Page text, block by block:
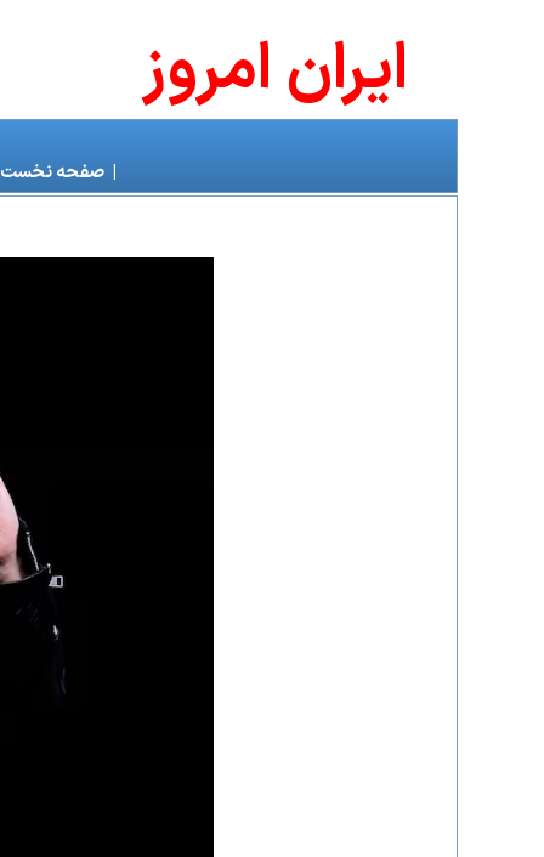
ايران امروز
| صفحه